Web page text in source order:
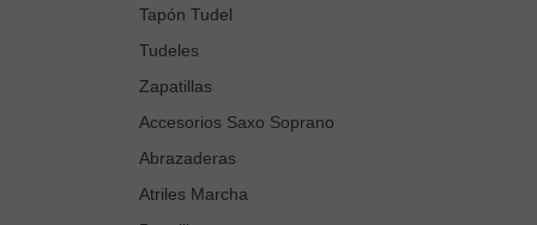
Tapón Tudel
Tudeles
Zapatillas
Accesorios Saxo Soprano
Abrazaderas
Atriles Marcha